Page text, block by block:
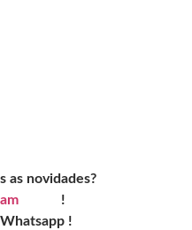
as novidades?
!
!